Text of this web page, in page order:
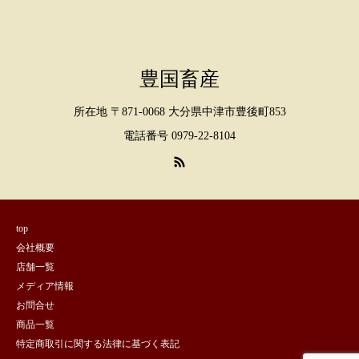
豊国畜産
所在地 〒871-0068 大分県中津市豊後町853
電話番号 0979-22-8104
top
会社概要
店舗一覧
メディア情報
お問合せ
商品一覧
特定商取引に関する法律に基づく表記